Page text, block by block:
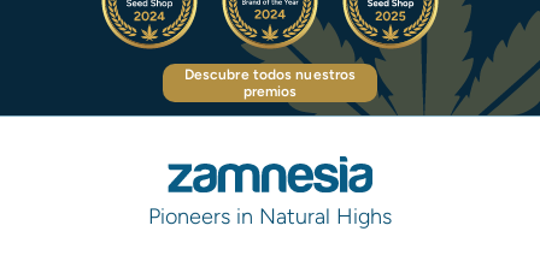
Descubre todos nuestros
premios
Pioneers in Natural Highs